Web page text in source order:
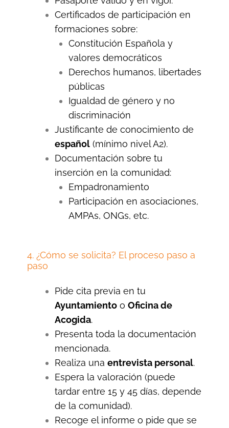
Certificados de participación en
formaciones sobre:
Constitución Española y
valores democráticos
Derechos humanos, libertades
públicas
Igualdad de género y no
discriminación
Justificante de conocimiento de
español(mínimo nivel A2).
Documentación sobre tu
inserción en la comunidad:
Empadronamiento
Participación en asociaciones,
AMPAs, ONGs, etc.
4. ¿Cómo se solicita? El proceso paso a
paso
Pide cita previa en tu
Ayuntamientoo Oficina de
Acogida.
Presenta toda la documentación
mencionada.
Realiza una entrevista personal.
Espera la valoración (puede
tardar entre 15 y 45 días, depende
de la comunidad).
Recoge el informe o pide que se